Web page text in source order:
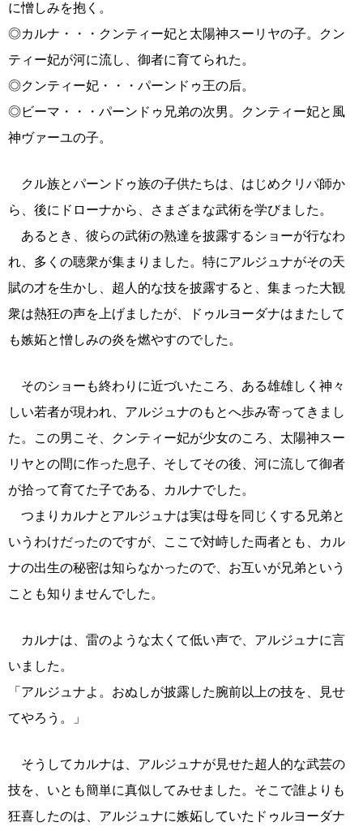
に憎しみを抱く。
◎カルナ・・・クンティー妃と太陽神スーリヤの子。クン
ティー妃が河に流し、御者に育てられた。
◎クンティー妃・・・パーンドゥ王の后。
◎ビーマ・・・パーンドゥ兄弟の次男。クンティー妃と風
神ヴァーユの子。
クル族とパーンドゥ族の子供たちは、はじめクリパ師か
ら、後にドローナから、さまざまな武術を学びました。
あるとき、彼らの武術の熟達を披露するショーが行なわ
れ、多くの聴衆が集まりました。特にアルジュナがその天
賦の才を生かし、超人的な技を披露すると、集まった大観
衆は熱狂の声を上げましたが、ドゥルヨーダナはまたして
も嫉妬と憎しみの炎を燃やすのでした。
そのショーも終わりに近づいたころ、ある雄雄しく神々
しい若者が現われ、アルジュナのもとへ歩み寄ってきまし
た。この男こそ、クンティー妃が少女のころ、太陽神スー
リヤとの間に作った息子、そしてその後、河に流して御者
が拾って育てた子である、カルナでした。
つまりカルナとアルジュナは実は母を同じくする兄弟と
いうわけだったのですが、ここで対峙した両者とも、カル
ナの出生の秘密は知らなかったので、お互いが兄弟という
ことも知りませんでした。
カルナは、雷のような太くて低い声で、アルジュナに言
いました。
「アルジュナよ。おぬしが披露した腕前以上の技を、見せ
てやろう。」
そうしてカルナは、アルジュナが見せた超人的な武芸の
技を、いとも簡単に真似してみせました。そこで誰よりも
狂喜したのは、アルジュナに嫉妬していたドゥルヨーダナ